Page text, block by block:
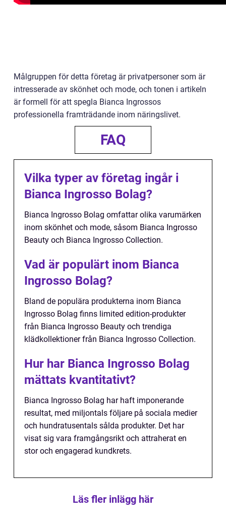
Målgruppen för detta företag är privatpersoner som är
intresserade av skönhet och mode, och tonen i artikeln
är formell för att spegla Bianca Ingrossos
professionella framträdande inom näringslivet.
FAQ
Vilka typer av företag ingår i
Bianca Ingrosso Bolag?
Bianca Ingrosso Bolag omfattar olika varumärken
inom skönhet och mode, såsom Bianca Ingrosso
Beauty och Bianca Ingrosso Collection.
Vad är populärt inom Bianca
Ingrosso Bolag?
Bland de populära produkterna inom Bianca
Ingrosso Bolag finns limited edition-produkter
från Bianca Ingrosso Beauty och trendiga
klädkollektioner från Bianca Ingrosso Collection.
Hur har Bianca Ingrosso Bolag
mättats kvantitativt?
Bianca Ingrosso Bolag har haft imponerande
resultat, med miljontals följare på sociala medier
och hundratusentals sålda produkter. Det har
visat sig vara framgångsrikt och attraherat en
stor och engagerad kundkrets.
Läs fler inlägg här